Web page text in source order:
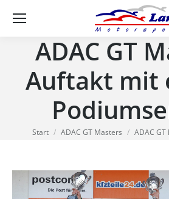
ADAC GT
Auftakt mit
Sie befinden sich hier:
Start ADAC GT Masters ADAC